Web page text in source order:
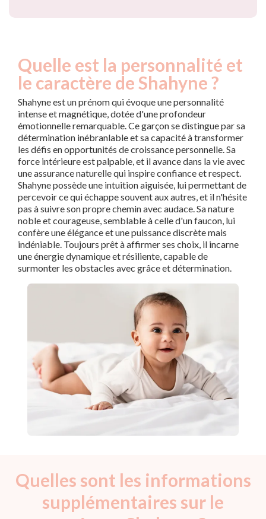
Quelle est la personnalité et
le caractère de Shahyne ?
Shahyne est un prénom qui évoque une personnalité
intense et magnétique, dotée d'une profondeur
émotionnelle remarquable. Ce garçon se distingue par sa
détermination inébranlable et sa capacité à transformer
les défis en opportunités de croissance personnelle. Sa
force intérieure est palpable, et il avance dans la vie avec
une assurance naturelle qui inspire confiance et respect.
Shahyne possède une intuition aiguisée, lui permettant de
percevoir ce qui échappe souvent aux autres, et il n'hésite
pas à suivre son propre chemin avec audace. Sa nature
noble et courageuse, semblable à celle d'un faucon, lui
confère une élégance et une puissance discrète mais
indéniable. Toujours prêt à affirmer ses choix, il incarne
une énergie dynamique et résiliente, capable de
surmonter les obstacles avec grâce et détermination.
Quelles sont les informations
supplémentaires sur le